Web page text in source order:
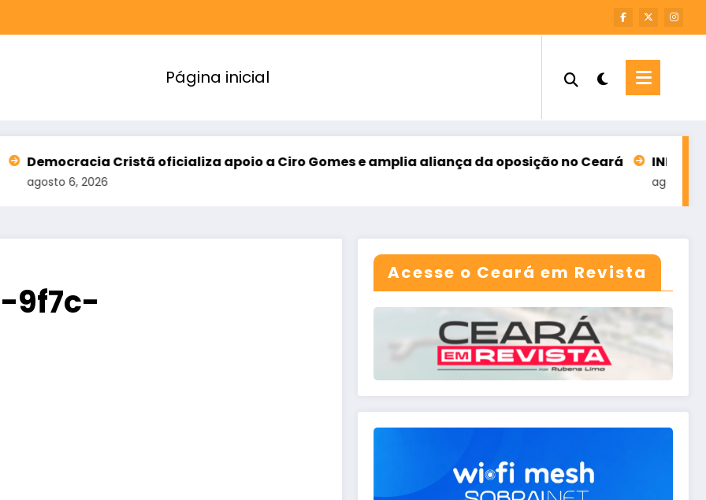
Página inicial
Cristã oficializa apoio a Ciro Gomes e amplia aliança da oposição no Ceará INFORME – M7
9f7c-
Acesse o Ceará em Revista